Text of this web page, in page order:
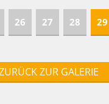
26 27 28 29
ZUR GALERIE